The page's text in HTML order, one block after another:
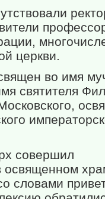
церкви.
во имя
святителя
совершил
освященном
словами